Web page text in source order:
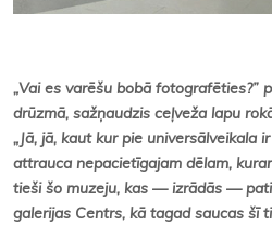
„Vai es varēšu bobā fotografēties?”
drūzmā, sažņaudzis ceļveža lapu
„ Jā, jā, kaut kur pie universālveikala
attrauca nepacietīgajam dēlam,
tieši šo muzeju, kas — izrādās —
galerijas Centrs, kā tagad saucas šī